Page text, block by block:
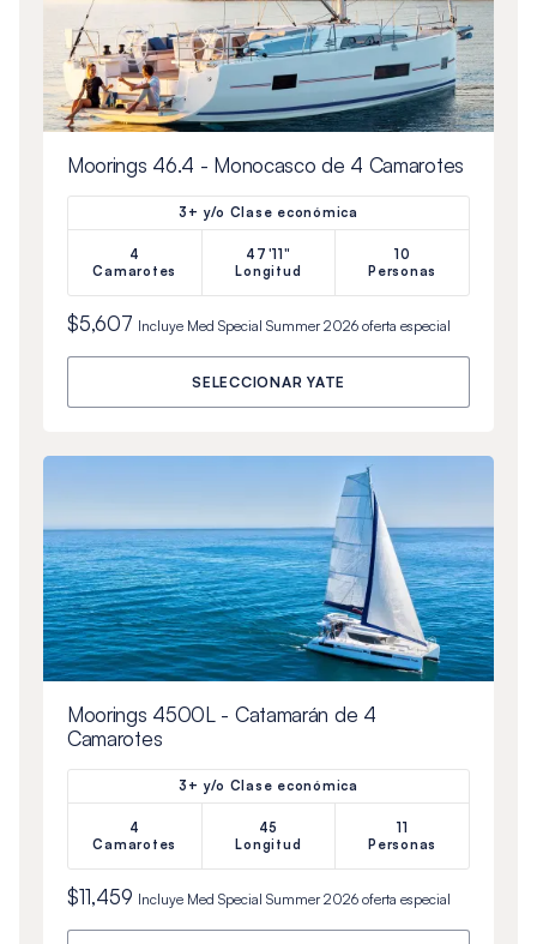
Moorings 46.4 - Monocasco de 4 Camarotes
3+ y/o Clase económica
4
Camarotes
47'11"
Longitud
10
Personas
$5,607 Incluye Med Special Summer 2026oferta especial
SELECCIONAR YATE
Moorings 4500L - Catamarán de 4
Camarotes
3+ y/o Clase económica
4
Camarotes
45
Longitud
11
Personas
$11,459 Incluye Med Special Summer 2026oferta especial